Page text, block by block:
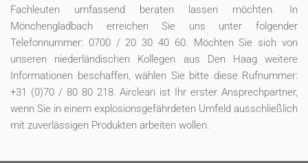
Fachleuten umfassend beraten lassen möchten. In
Mönchengladbach erreichen Sie uns unter folgender
Telefonnummer: 0700 / 20 30 40 60. Möchten Sie sich von
unseren niederländischen Kollegen aus Den Haag weitere
Informationen beschaffen, wählen Sie bitte diese Rufnummer:
+31 (0)70 / 80 80 218. Airclean ist Ihr erster Ansprechpartner,
wenn Sie in einem explosionsgefährdeten Umfeld ausschließlich
mit zuverlässigen Produkten arbeiten wollen.